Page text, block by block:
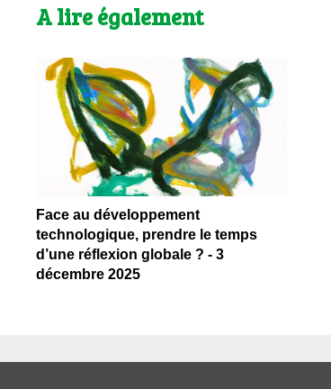
A lire également
Face au développement
technologique, prendre le temps
d’une réflexion globale ? - 3
décembre 2025